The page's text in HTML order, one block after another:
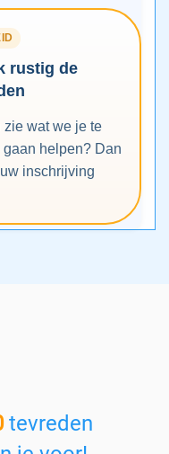
rustig de
zie wat we je te
helpen? Dan
inschrijving
tevreden